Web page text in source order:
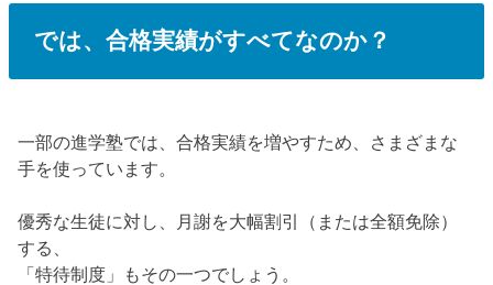
では、合格実績がすべてなのか？
一部の進学塾では、合格実績を増やすため、さまざまな
手を使っています。
優秀な生徒に対し、月謝を大幅割引（または全額免除）
する、
「特待制度」もその一つでしょう。